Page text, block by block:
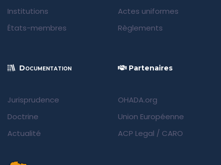
Institutions
États-membres
Actes uniformes
Règlements
Documentation
Jurisprudence
Doctrine
Actualité
Partenaires
OHADA.org
Union Européenne
ACP Legal / CARO